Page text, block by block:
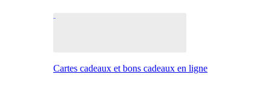
Cartes cadeaux et bons cadeaux en ligne